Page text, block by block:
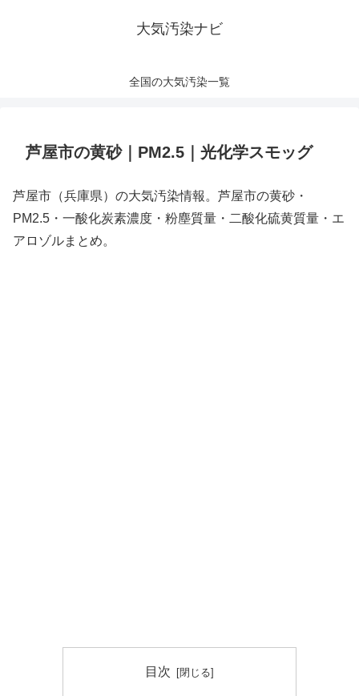
大気汚染ナビ
全国の大気汚染一覧
芦屋市の黄砂｜PM2.5｜光化学スモッグ
芦屋市（兵庫県）の大気汚染情報。芦屋市の黄砂・
PM2.5・一酸化炭素濃度・粉塵質量・二酸化硫黄質量・エ
アロゾルまとめ。
目次